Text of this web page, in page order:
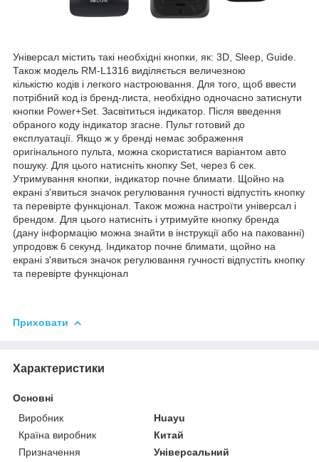
Універсал містить такі необхідні кнопки, як: 3D, Sleep, Guide.
Також модель RM-L1316 виділяється величезною
кількістю кодів і легкого настроювання. Для того, щоб ввести
потрібний код із бренд-листа, необхідно одночасно затиснути
кнопки Power+Set. Засвітиться індикатор. Після введення
обраного коду індикатор згасне. Пульт готовий до
експлуатації. Якщо ж у бренді немає зображення
оригінального пульта, можна скористатися варіантом авто
пошуку. Для цього натисніть кнопку Set, через 6 сек.
Утримування кнопки, індикатор почне блимати. Щойно на
екрані з'явиться значок регулювання гучності відпустіть кнопку
та перевірте функціонал. Також можна настроїти універсал і
брендом. Для цього натисніть і утримуйте кнопку бренда
(дану інформацію можна знайти в інструкції або на пакованні)
упродовж 6 секунд. Індикатор почне блимати, щойно на
екрані з'явиться значок регулювання гучності відпустіть кнопку
та перевірте функціонал
Приховати
Характеристики
Основні
Виробник
Huayu
Країна виробник
Китай
Призначення
Універсальний